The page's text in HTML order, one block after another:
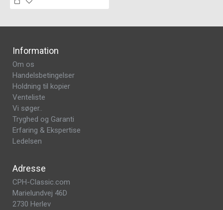
Information
Om os
Handelsbetingelser
Holdning til kopier
Venteliste
Vi søger..
Tryghed og Garanti
Erfaring & Ekspertise
Ledelsen
Adresse
CPH-Classic.com
Marielundvej 46D
2730 Herlev